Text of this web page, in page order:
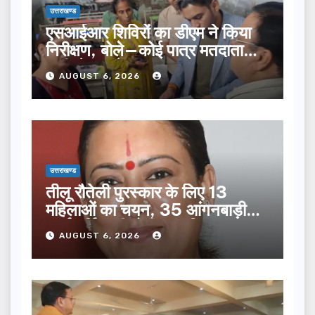
उत्तराखण्ड
एसआईआर शिविरों का डीएम ने किया
निरीक्षण, बोले—कोई पात्र मतदाता
सूची से न छूटे…
AUGUST 6, 2026
उत्तराखण्ड
तीलू रौतेली पुरस्कार के लिए 13
महिलाओं का चयन, 35 आंगनबाड़ी
कार्यकर्तियां भी होंगी सम्मानित…
AUGUST 6, 2026